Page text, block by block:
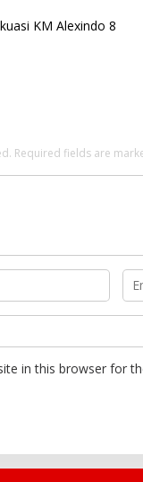
KM Alexindo 8
Required fields are
in this browser for